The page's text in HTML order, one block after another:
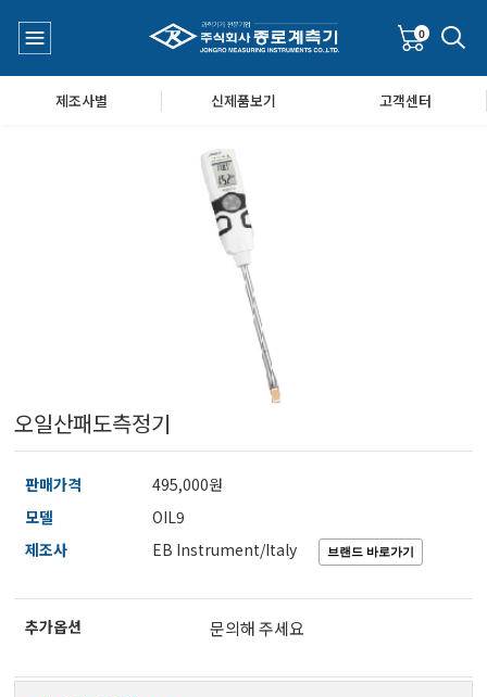
기공기질/미세먼지/가스/소음/진동측정기
도/농도/염도/당산도/굴절계/편광계/커피농도계
자저울/점도계/핀홀탐지기
0
제조사별 신제품보기 고객센터
오일산패도측정기
판매가격
495,000원
모델
OIL9
제조사
EB Instrument/Italy
추가옵션 문의해 주세요